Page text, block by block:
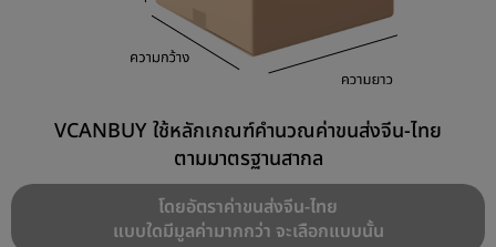
VCANBUY ใช้หลักเกณฑ์คำนวณค่าขนส่งจีน-ไทย
ตามมาตรฐานสากล
โดยอัตราค่าขนส่งจีน-ไทย
แบบใดมีมูลค่ามากกว่า จะเลือกแบบนั้น